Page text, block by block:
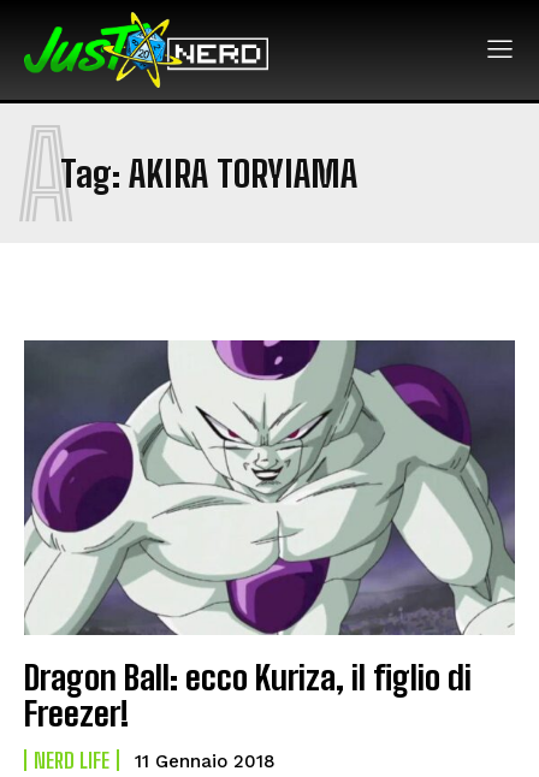
Tag: AKIRA TORYIAMA
A
Dragon Ball: ecco Kuriza, il figlio di
Freezer!
NERD LIFE 11 Gennaio 2018